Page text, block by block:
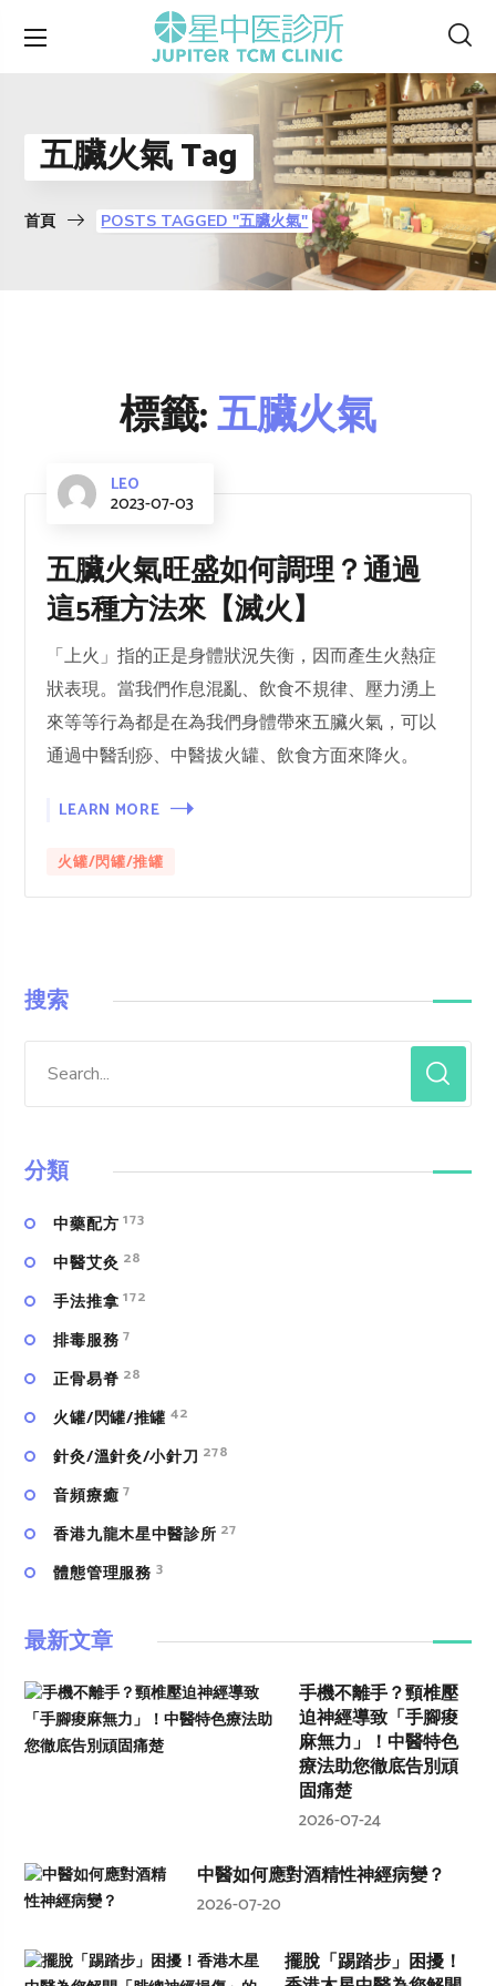
五臟火氣 Tag
首頁 POSTS TAGGED "五臟火氣"
標籤:五臟火氣
LEO
2023-07-03
五臟火氣旺盛如何調理？通過
這5種方法來【滅火】
「上火」指的正是身體狀況失衡，因而產生火熱症
狀表現。當我們作息混亂、飲食不規律、壓力湧上
來等等行為都是在為我們身體帶來五臟火氣，可以
通過中醫刮痧、中醫拔火罐、飲食方面來降火。
LEARN MORE
火罐/閃罐/推罐
搜索
分類
中藥配方 173
中醫艾灸 28
手法推拿 172
排毒服務 7
正骨易脊 28
火罐/閃罐/推罐 42
針灸/溫針灸/小針刀 278
⾳頻療癒 7
香港九龍木星中醫診所 27
體態管理服務 3
最新文章
手機不離手？頸椎壓
迫神經導致「手腳痠
麻無力」！中醫特色
療法助您徹底告別頑
固痛楚
2026-07-24
中醫如何應對酒精性神經病變？
2026-07-20
擺脫「踢踏步」困擾！